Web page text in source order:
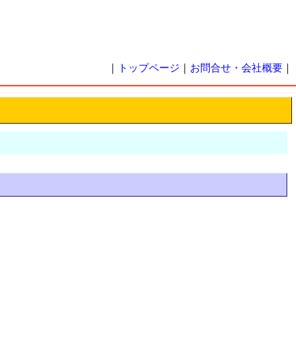
｜ トップページ ｜ お問合せ・会社概要 ｜